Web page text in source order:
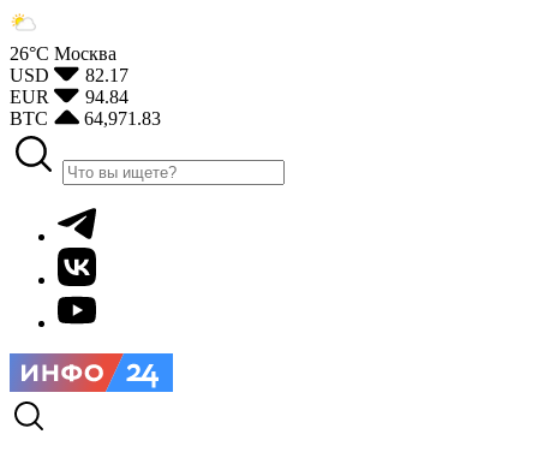
26°С Москва
USD
82.17
EUR
94.84
BTC
64,971.83